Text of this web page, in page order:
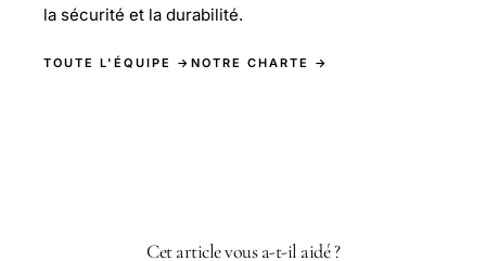
la sécurité et la durabilité.
TOUTE L'ÉQUIPE → NOTRE CHARTE →
Cet article vous a-t-il aidé ?